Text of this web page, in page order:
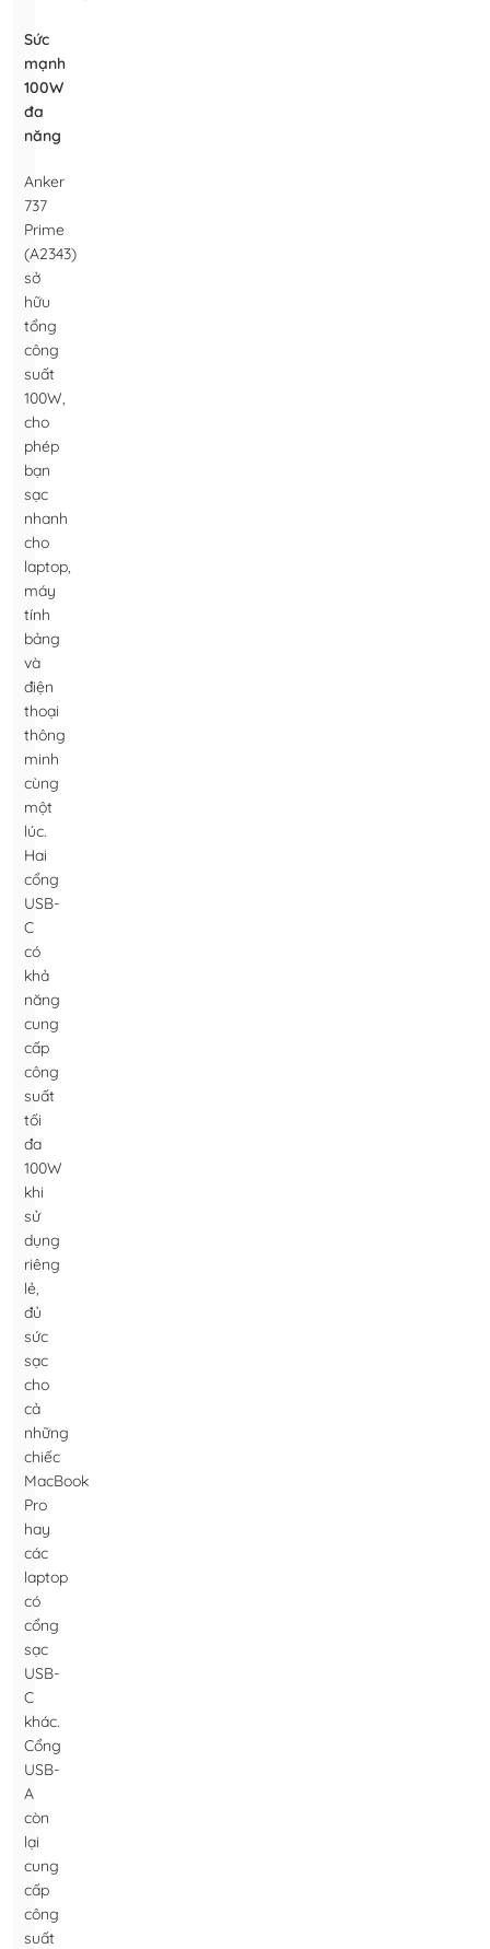
Sức
mạnh
100W
đa
năng
Anker
737
Prime
(A2343)
sở
hữu
tổng
công
suất
100W,
cho
phép
bạn
sạc
nhanh
cho
laptop,
máy
tính
bảng
và
điện
thoại
thông
minh
cùng
một
lúc.
Hai
cổng
USB-
C
có
khả
năng
cung
cấp
công
suất
tối
đa
100W
khi
sử
dụng
riêng
lẻ,
đủ
sức
sạc
cho
cả
những
chiếc
MacBook
Pro
hay
các
laptop
có
cổng
sạc
USB-
C
khác.
Cổng
USB-
A
còn
lại
cung
cấp
công
suất